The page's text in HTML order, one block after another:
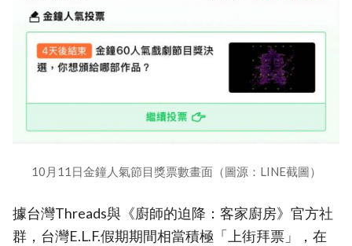
10月11日金鐘人氣節目獎票數畫面（圖源：LINE截圖）
據台灣Threads與《廚師的迫降：客家廚房》官方社
群，台灣E.L.F.假期期間相當積極「上街拜票」，在